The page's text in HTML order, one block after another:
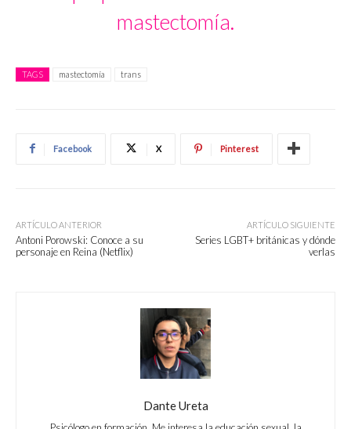
mastectomía.
TAGS mastectomía trans
Facebook X Pinterest
ARTÍCULO ANTERIOR
Antoni Porowski: Conoce a su
personaje en Reina (Netflix)
ARTÍCULO SIGUIENTE
Series LGBT+ británicas y dónde
verlas
Dante Ureta